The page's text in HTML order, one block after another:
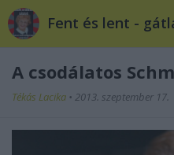
A csodálatos
Tékás Lacika • 2013. szeptember 17.